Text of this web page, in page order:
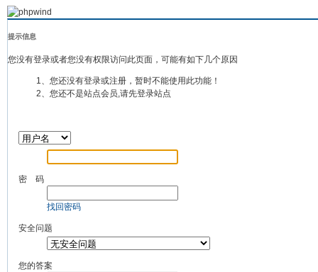
提示信息
您没有登录或者您没有权限访问此页面，可能有如下几个原因
1、您还没有登录或注册，暂时不能使用此功能！
2、您还不是站点会员,请先登录站点
密 码
找回密码
安全问题
您的答案